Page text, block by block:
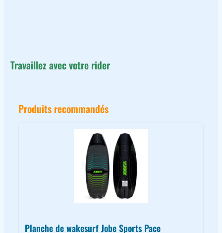
Travaillez avec votre rider
Produits recommandés
Planche de wakesurf Jobe Sports Pace